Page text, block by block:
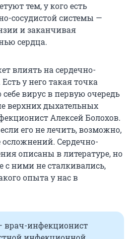
тем, у кого есть
сосудистой системы —
и заканчивая
сердца.
влиять на сердечно-
у него такая точка
вирус в первую очередь
верхних дыхательных
Алексей Болохов.
его не лечить, возможно,
осложнений. Сердечно-
описаны в литературе, но
с ними не сталкивались,
опыта у нас в
врач-инфекционист